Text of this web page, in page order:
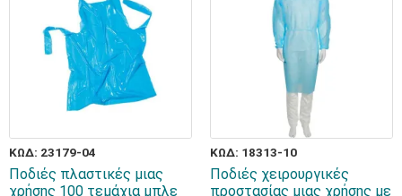
ΚΩΔ: 23179-04
Ποδιές πλαστικές μιας
χρήσης 100 τεμάχια μπλε
ΚΩΔ: 18313-10
Ποδιές χειρουργικές
προστασίας μιας χρήσης με